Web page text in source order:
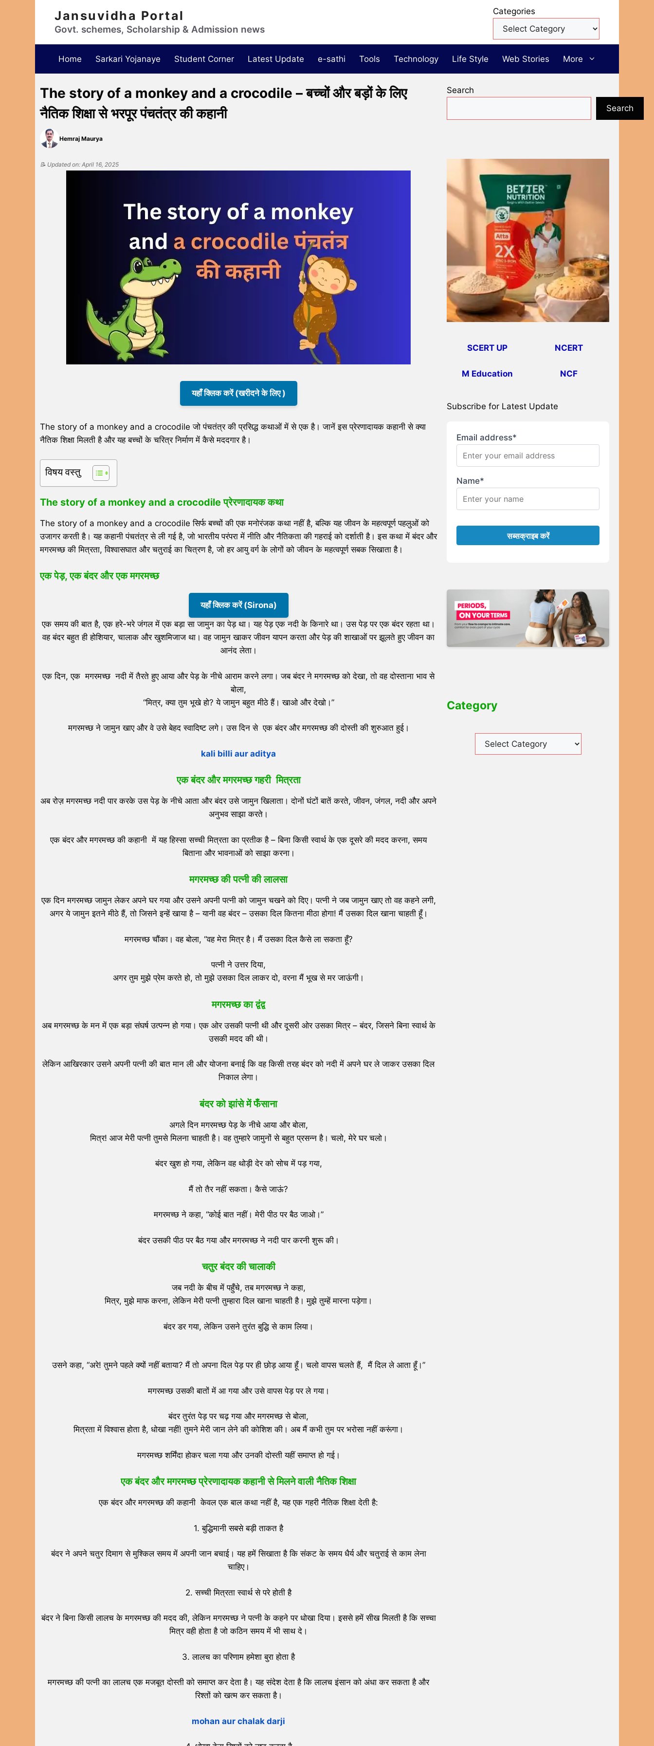
Jansuvidha Portal
Govt. schemes, Scholarship & Admission news
Categories
Home Sarkari Yojanaye Student Corner Latest Update e-sathi Tools Technology Life Style Web Stories More
The story of a monkey and a crocodile – बच्चों और बड़ों के लिए
नैतिक शिक्षा से भरपूर पंचतंत्र की कहानी
Hemraj Maurya
📝 Updated on: April 16, 2025
यहाँ क्लिक करें (खरीदने के लिए )
The story of a monkey and a crocodile जो पंचतंत्र की प्रसिद्ध कथाओं में से एक है। जानें इस प्रेरणादायक कहानी से क्या
नैतिक शिक्षा मिलती है और यह बच्चों के चरित्र निर्माण में कैसे मददगार है।
विषय वस्तु
The story of a monkey and a crocodileप्रेरणादायक कथा
The story of a monkey and a crocodile सिर्फ बच्चों की एक मनोरंजक कथा नहीं है, बल्कि यह जीवन के महत्वपूर्ण पहलुओं को
उजागर करती है। यह कहानी पंचतंत्र से ली गई है, जो भारतीय परंपरा में नीति और नैतिकता की गहराई को दर्शाती है। इस कथा में बंदर और
मगरमच्छ की मित्रता, विश्वासघात और चतुराई का चित्रण है, जो हर आयु वर्ग के लोगों को जीवन के महत्वपूर्ण सबक सिखाता है।
एक पेड़,एक बंदर और एक मगरमच्छ
यहाँ क्लिक करें (Sirona)
एक समय की बात है, एक हरे-भरे जंगल में एक बड़ा सा जामुन का पेड़ था। यह पेड़ एक नदी के किनारे था। उस पेड़ पर एक बंदर रहता था।
वह बंदर बहुत ही होशियार, चालाक और खुशमिजाज था। वह जामुन खाकर जीवन यापन करता और पेड़ की शाखाओं पर झूलते हुए जीवन का
आनंद लेता।
एक दिन, एक मगरमच्छ नदी में तैरते हुए आया और पेड़ के नीचे आराम करने लगा। जब बंदर ने मगरमच्छ को देखा, तो वह दोस्ताना भाव से
बोला,
“मित्र, क्या तुम भूखे हो? ये जामुन बहुत मीठे हैं। खाओ और देखो।”
मगरमच्छ ने जामुन खाए और वे उसे बेहद स्वादिष्ट लगे। उस दिन से एक बंदर और मगरमच्छ की दोस्ती की शुरुआत हुई।
kali billi aur aditya
एक बंदर और मगरमच्छ गहरी मित्रता
अब रोज़ मगरमच्छ नदी पार करके उस पेड़ के नीचे आता और बंदर उसे जामुन खिलाता। दोनों घंटों बातें करते, जीवन, जंगल, नदी और अपने
अनुभव साझा करते।
एक बंदर और मगरमच्छ की कहानी में यह हिस्सा सच्ची मित्रता का प्रतीक है – बिना किसी स्वार्थ के एक दूसरे की मदद करना, समय
बिताना और भावनाओं को साझा करना।
मगरमच्छ की पत्नी की लालसा
एक दिन मगरमच्छ जामुन लेकर अपने घर गया और उसने अपनी पत्नी को जामुन चखने को दिए। पत्नी ने जब जामुन खाए तो वह कहने लगी,
अगर ये जामुन इतने मीठे हैं, तो जिसने इन्हें खाया है – यानी वह बंदर – उसका दिल कितना मीठा होगा! मैं उसका दिल खाना चाहती हूँ।
मगरमच्छ चौंका। वह बोला, “वह मेरा मित्र है। मैं उसका दिल कैसे ला सकता हूँ?
पत्नी ने उत्तर दिया,
अगर तुम मुझे प्रेम करते हो, तो मुझे उसका दिल लाकर दो, वरना मैं भूख से मर जाऊंगी।
मगरमच्छ का द्वंद्व
अब मगरमच्छ के मन में एक बड़ा संघर्ष उत्पन्न हो गया। एक ओर उसकी पत्नी थी और दूसरी ओर उसका मित्र – बंदर, जिसने बिना स्वार्थ के
उसकी मदद की थी।
लेकिन आखिरकार उसने अपनी पत्नी की बात मान ली और योजना बनाई कि वह किसी तरह बंदर को नदी में अपने घर ले जाकर उसका दिल
निकाल लेगा।
बंदर को झांसे में फँसाना
अगले दिन मगरमच्छ पेड़ के नीचे आया और बोला,
मित्र! आज मेरी पत्नी तुमसे मिलना चाहती है। वह तुम्हारे जामुनों से बहुत प्रसन्न है। चलो, मेरे घर चलो।
बंदर खुश हो गया, लेकिन वह थोड़ी देर को सोच में पड़ गया,
मैं तो तैर नहीं सकता। कैसे जाऊं?
मगरमच्छ ने कहा, “कोई बात नहीं। मेरी पीठ पर बैठ जाओ।”
बंदर उसकी पीठ पर बैठ गया और मगरमच्छ ने नदी पार करनी शुरू की।
चतुर बंदर की चालाकी
जब नदी के बीच में पहुँचे, तब मगरमच्छ ने कहा,
मित्र, मुझे माफ करना, लेकिन मेरी पत्नी तुम्हारा दिल खाना चाहती है। मुझे तुम्हें मारना पड़ेगा।
बंदर डर गया, लेकिन उसने तुरंत बुद्धि से काम लिया।
उसने कहा, “अरे! तुमने पहले क्यों नहीं बताया? मैं तो अपना दिल पेड़ पर ही छोड़ आया हूँ। चलो वापस चलते हैं, मैं दिल ले आता हूँ।”
मगरमच्छ उसकी बातों में आ गया और उसे वापस पेड़ पर ले गया।
बंदर तुरंत पेड़ पर चढ़ गया और मगरमच्छ से बोला,
मित्रता में विश्वास होता है, धोखा नहीं! तुमने मेरी जान लेने की कोशिश की। अब मैं कभी तुम पर भरोसा नहीं करूंगा।
मगरमच्छ शर्मिंदा होकर चला गया और उनकी दोस्ती यहीं समाप्त हो गई।
एक बंदर और मगरमच्छ प्रेरणादायक कहानी से मिलने वाली नैतिक शिक्षा
एक बंदर और मगरमच्छ की कहानी केवल एक बाल कथा नहीं है, यह एक गहरी नैतिक शिक्षा देती है:
1. बुद्धिमानी सबसे बड़ी ताकत है
बंदर ने अपने चतुर दिमाग से मुश्किल समय में अपनी जान बचाई। यह हमें सिखाता है कि संकट के समय धैर्य और चतुराई से काम लेना
चाहिए।
2. सच्ची मित्रता स्वार्थ से परे होती है
बंदर ने बिना किसी लालच के मगरमच्छ की मदद की, लेकिन मगरमच्छ ने पत्नी के कहने पर धोखा दिया। इससे हमें सीख मिलती है कि सच्चा
मित्र वही होता है जो कठिन समय में भी साथ दे।
3. लालच का परिणाम हमेशा बुरा होता है
मगरमच्छ की पत्नी का लालच एक मजबूत दोस्ती को समाप्त कर देता है। यह संदेश देता है कि लालच इंसान को अंधा कर सकता है और
रिश्तों को खत्म कर सकता है।
mohan aur chalak darji
Search
Search
SCERT UP
M Education
NCERT
NCF
Subscribe for Latest Update
Email address*
Name*
Category